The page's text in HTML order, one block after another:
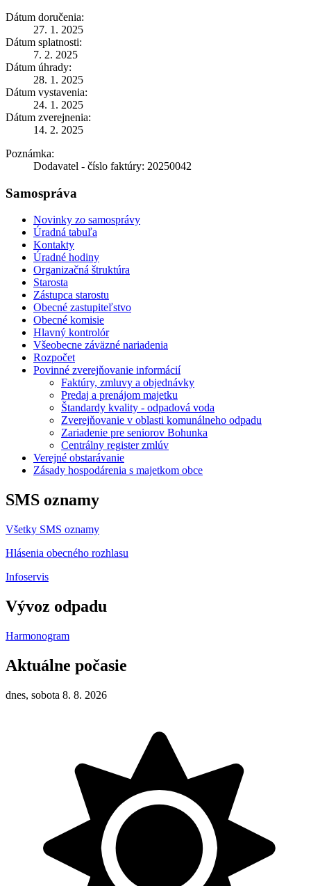
Dátum doručenia:
27. 1. 2025
Dátum splatnosti:
7. 2. 2025
Dátum úhrady:
28. 1. 2025
Dátum vystavenia:
24. 1. 2025
Dátum zverejnenia:
14. 2. 2025
Poznámka:
Dodavatel - číslo faktúry: 20250042
Samospráva
Novinky zo samosprávy
Úradná tabuľa
Kontakty
Úradné hodiny
Organizačná štruktúra
Starosta
Zástupca starostu
Obecné zastupiteľstvo
Obecné komisie
Hlavný kontrolór
Všeobecne záväzné nariadenia
Rozpočet
Povinné zverejňovanie informácií
Faktúry, zmluvy a objednávky
Predaj a prenájom majetku
Štandardy kvality - odpadová voda
Zverejňovanie v oblasti komunálneho odpadu
Zariadenie pre seniorov Bohunka
Centrálny register zmlúv
Verejné obstarávanie
Zásady hospodárenia s majetkom obce
SMS oznamy
Všetky SMS oznamy
Hlásenia obecného rozhlasu
Infoservis
Vývoz odpadu
Harmonogram
Aktuálne počasie
dnes, sobota 8. 8. 2026